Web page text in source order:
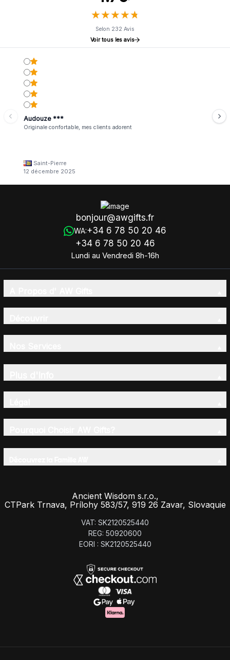
★★★★★
★★★★★
Selon 232 Avis
Voir tous les avis
Audouze ***
Originale confortable, mes clients adorent
Saint-Pierre
12 décembre 2025
bonjour@awgifts.fr
WA:+34 6 78 50 20 46
+34 6 78 50 20 46
Lundi au Vendredi 8h-16h
Ancient Wisdom s.r.o.,
CTPark Trnava, Prílohy 583/57, 919 26 Zavar, Slovaquie
VAT: SK2120525440
REG: 50920600
EORI : SK2120525440